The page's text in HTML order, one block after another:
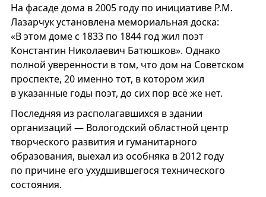
На фасаде дома в 2005 году по инициативе Р.М.
Лазарчук установлена мемориальная доска:
«В этом доме с 1833 по 1844 год жил поэт
Константин Николаевич Батюшков». Однако
полной уверенности в том, что дом на Советском
проспекте, 20 именно тот, в котором жил
в указанные годы поэт, до сих пор всё же нет.
Последняя из располагавшихся в здании
организаций — Вологодский областной центр
творческого развития и гуманитарного
образования, выехал из особняка в 2012 году
по причине его ухудшившегося технического
состояния.